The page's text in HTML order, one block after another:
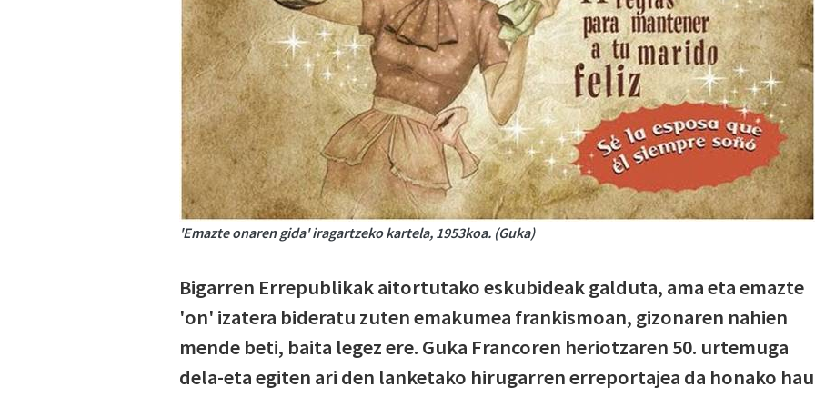
'Emazte onaren gida' iragartzeko kartela, 1953koa. (Guka)
Bigarren Errepublikak aitortutako eskubideak galduta, ama eta emazte
'on' izatera bideratu zuten emakumea frankismoan, gizonaren nahien
mende beti, baita legez ere. Guka Francoren heriotzaren 50. urtemuga
dela-eta egiten ari den lanketako hirugarren erreportajea da honako